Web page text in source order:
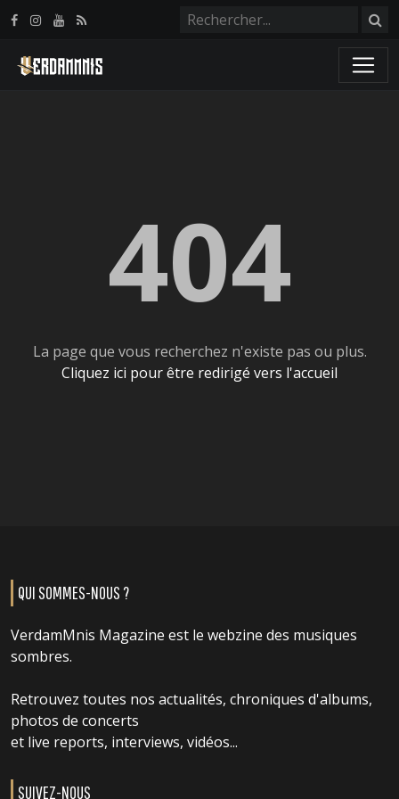
404
La page que vous recherchez n'existe pas ou plus.
Cliquez ici pour être redirigé vers l'accueil
QUI SOMMES-NOUS ?
VerdamMnis Magazine est le webzine des musiques
sombres.
Retrouvez toutes nos actualités, chroniques d'albums,
photos de concerts
et live reports, interviews, vidéos...
SUIVEZ-NOUS
Panneau de gestion des cookies